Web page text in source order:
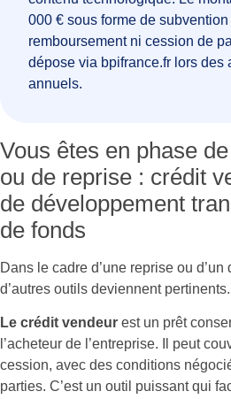
000 € sous forme de
remboursement ni cession de
dépose via bpifrance.fr lors des
annuels.
Vous êtes en phase
ou de reprise : crédit
de développement
de fonds
Dans le cadre d’une reprise ou
d’autres outils deviennent pertinents.
Le crédit vendeur est un prêt
l’acheteur de l’entreprise. Il peut
cession, avec des conditions
parties. C’est un outil puissant qui